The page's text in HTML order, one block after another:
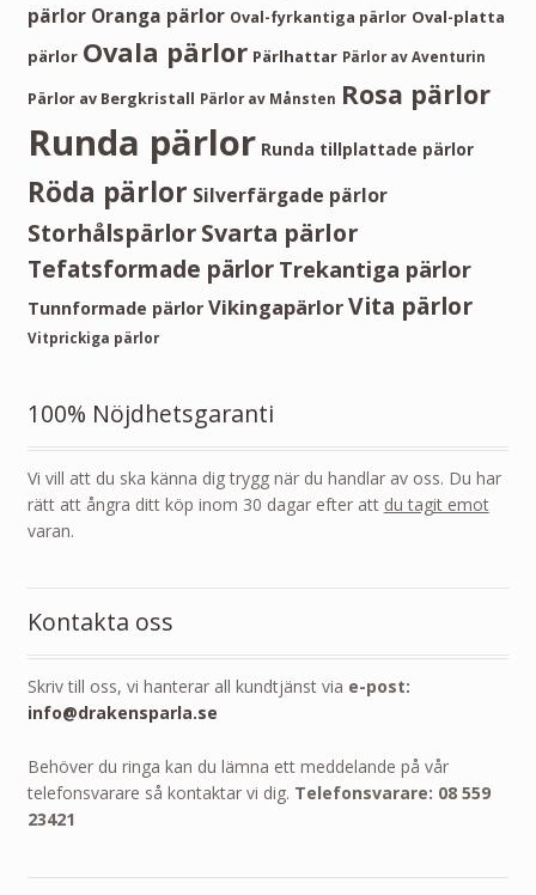
pärlor Oranga pärlor Oval-fyrkantiga pärlor Oval-platta
pärlor Ovala pärlor Pärlhattar Pärlor av Aventurin
Pärlor av Bergkristall Pärlor av Månsten Rosa pärlor
Runda pärlor Runda tillplattade pärlor
Röda pärlor Silverfärgade pärlor
StorhålspärlorSvarta pärlor
Tefatsformade pärlor Trekantiga pärlor
Tunnformade pärlor VikingapärlorVita pärlor
Vitprickiga pärlor
100% Nöjdhetsgaranti
Vi vill att du ska känna dig trygg när du handlar av oss. Du har
rätt att ångra ditt köp inom 30 dagar efter att du tagit emot
varan.
Kontakta oss
Skriv till oss, vi hanterar all kundtjänst via e-post:
info@drakensparla.se
Behöver du ringa kan du lämna ett meddelande på vår
telefonsvarare så kontaktar vi dig. Telefonsvarare: 08 559
23421